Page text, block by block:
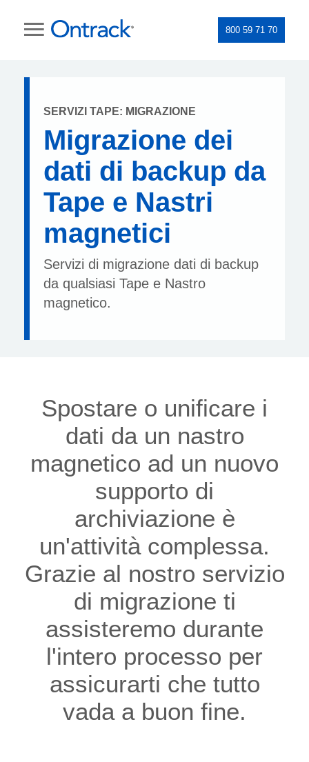
800 59 71 70
SERVIZI TAPE: MIGRAZIONE
Migrazione dei
dati di backup da
Tape e Nastri
magnetici
Servizi di migrazione dati di backup
da qualsiasi Tape e Nastro
magnetico.
Spostare o unificare i
dati da un nastro
magnetico ad un nuovo
supporto di
archiviazione è
un'attività complessa.
Grazie al nostro servizio
di migrazione ti
assisteremo durante
l'intero processo per
assicurarti che tutto
vada a buon fine.